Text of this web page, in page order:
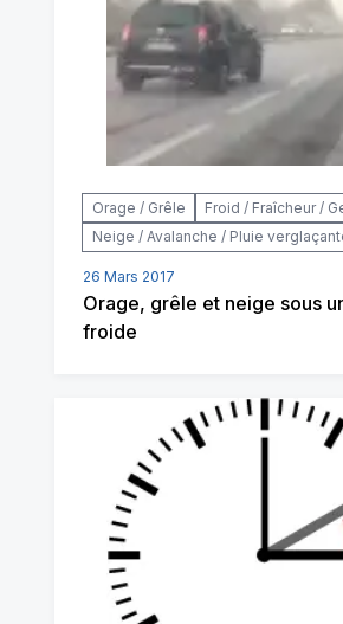
Orage / Grêle
Froid / Fraîcheur /
Neige / Avalanche / Pluie
26 Mars 2017
Orage, grêle et neige sous
froide